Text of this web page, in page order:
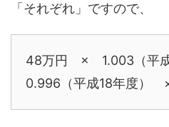
「それぞれ」ですので、
48万円 × 1.003（平
0.996（平成18年度）